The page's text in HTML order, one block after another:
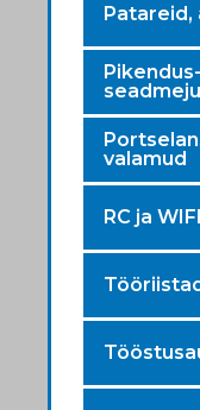
Patareid,
valamud
RC ja